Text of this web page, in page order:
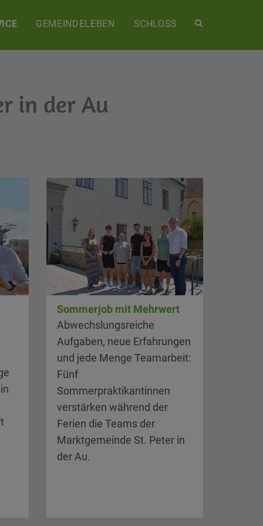
Site
GEMEINDELEBEN SCHLOSS
in der Au
Sommerjob mit Mehrwert
Abwechslungsreiche
Aufgaben, neue Erfahrungen
und jede Menge Teamarbeit:
Fünf
Sommerpraktikantinnen
verstärken während der
Ferien die Teams der
Marktgemeinde St. Peter in
der Au.